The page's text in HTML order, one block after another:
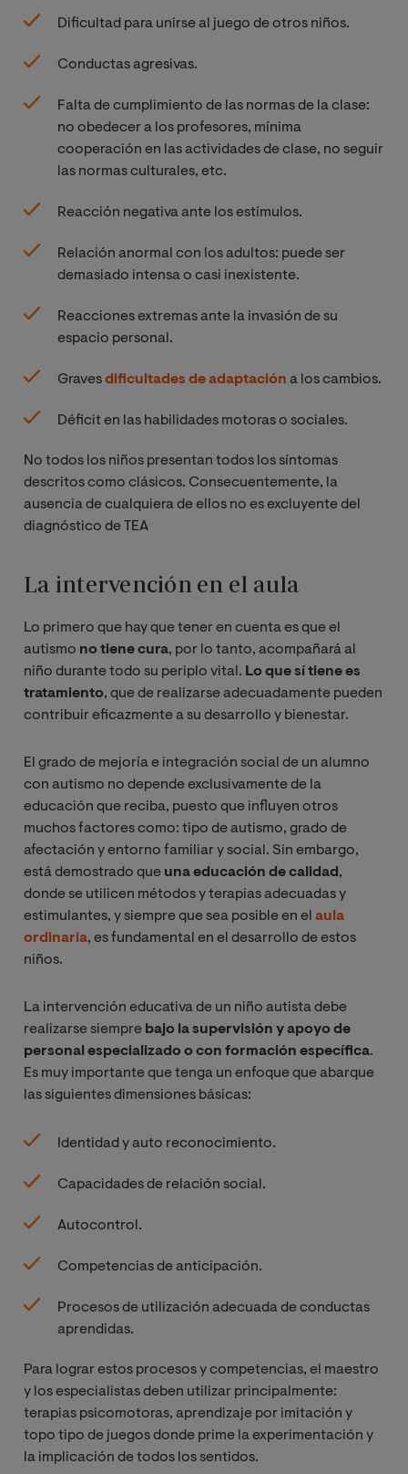
Dificultad para unirse al juego de otros niños.
Conductas agresivas.
Falta de cumplimiento de las normas de la clase:
no obedecer a los profesores, mínima
cooperación en las actividades de clase, no seguir
las normas culturales, etc.
Reacción negativa ante los estímulos.
Relación anormal con los adultos: puede ser
demasiado intensa o casi inexistente.
Reacciones extremas ante la invasión de su
espacio personal.
Gravesdificultades de adaptación a los cambios.
Déficit en las habilidades motoras o sociales.
No todos los niños presentan todos los síntomas
descritos como clásicos. Consecuentemente, la
ausencia de cualquiera de ellos no es excluyente del
diagnóstico de TEA
La intervención en el aula
Lo primero que hay que tener en cuenta es que el
autismo no tiene cura, por lo tanto, acompañará al
niño durante todo su periplo vital. Lo que sí tiene es
tratamiento, que de realizarse adecuadamente pueden
contribuir eficazmente a su desarrollo y bienestar.
El grado de mejoría e integración social de un alumno
con autismo no depende exclusivamente de la
educación que reciba, puesto que influyen otros
muchos factores como: tipo de autismo, grado de
afectación y entorno familiar y social. Sin embargo,
está demostrado que una educación de calidad ,
donde se utilicen métodos y terapias adecuadas y
estimulantes, y siempre que sea posible en el aula
ordinaria, es fundamental en el desarrollo de estos
niños.
La intervención educativa de un niño autista debe
realizarse siempre bajo la supervisión y apoyo de
personal especializado o con formación específica.
Es muy importante que tenga un enfoque que abarque
las siguientes dimensiones básicas:
Identidad y auto reconocimiento.
Capacidades de relación social.
Autocontrol.
Competencias de anticipación.
Procesos de utilización adecuada de conductas
aprendidas.
Para lograr estos procesos y competencias, el maestro
y los especialistas deben utilizar principalmente:
terapias psicomotoras, aprendizaje por imitación y
topo tipo de juegos donde prime la experimentación y
la implicación de todos los sentidos.